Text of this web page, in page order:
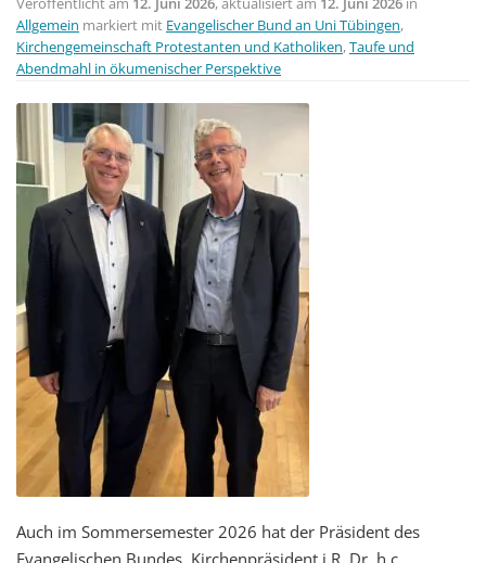
Allgemein markiert mit Evangelischer Bund an Uni Tübingen,
Kirchengemeinschaft Protestanten und Katholiken,Taufe und
Abendmahl in ökumenischer Perspektive
Auch im Sommersemester 2026 hat der Präsident des
Evangelischen Bundes, Kirchenpräsident i.R. Dr. h.c.